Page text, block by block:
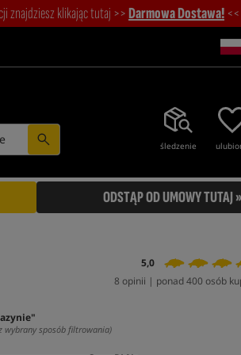
znajdziesz klikając tutaj >>Darmowa Dostawa! <<
śledzenie
ODSTĄP OD UMOWY TUTAJ »
5,0
8 opinii | ponad 400 osób
wybrany sposób filtrowania)